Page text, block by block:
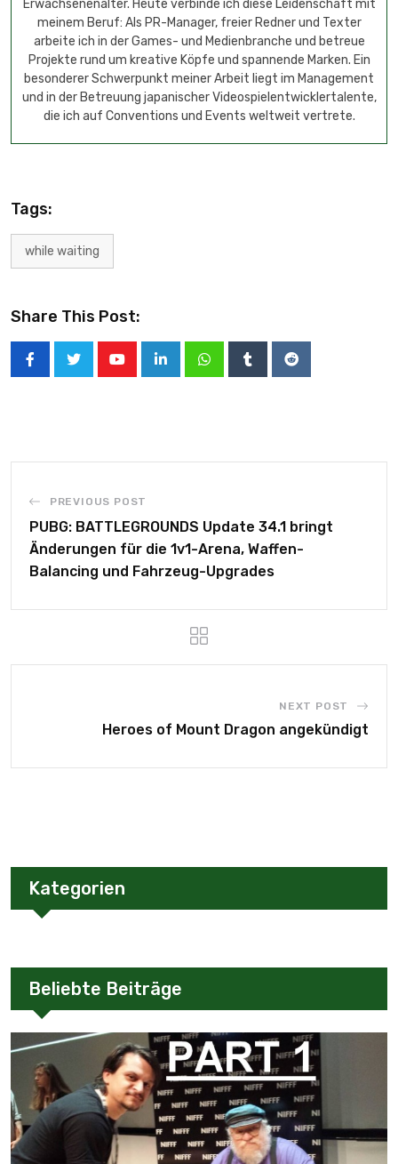
Erwachsenenalter. Heute verbinde ich diese Leidenschaft mit
meinem Beruf: Als PR-Manager, freier Redner und Texter
arbeite ich in der Games- und Medienbranche und betreue
Projekte rund um kreative Köpfe und spannende Marken. Ein
besonderer Schwerpunkt meiner Arbeit liegt im Management
und in der Betreuung japanischer Videospielentwicklertalente,
die ich auf Conventions und Events weltweit vertrete.
Tags:
while waiting
Share This Post:
PREVIOUS POST
PUBG: BATTLEGROUNDS Update 34.1 bringt
Änderungen für die 1v1-Arena, Waffen-
Balancing und Fahrzeug-Upgrades
NEXT POST
Heroes of Mount Dragon angekündigt
Kategorien
Beliebte Beiträge